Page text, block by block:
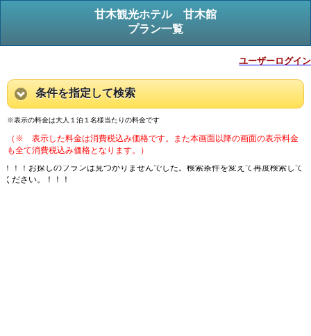
甘木観光ホテル 甘木館
プラン一覧
ユーザーログイン
条件を指定して検索
※表示の料金は大人１泊１名様当たりの料金です
（※ 表示した料金は消費税込み価格です。また本画面以降の画面の表示料金
も全て消費税込み価格となります。）
！！！お探しのプランは見つかりませんでした。検索条件を変えて再度検索して
ください。！！！